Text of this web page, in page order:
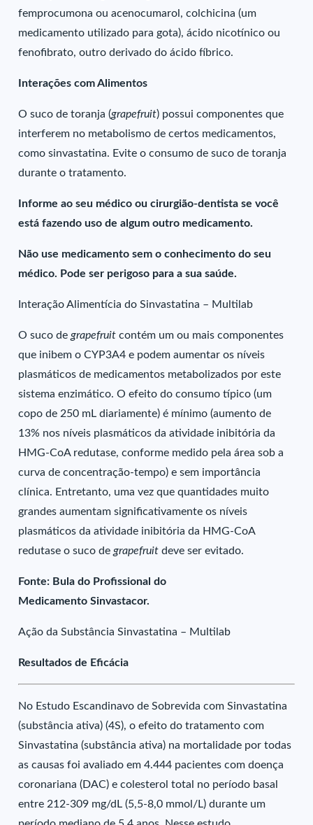
femprocumona ou acenocumarol, colchicina (um
medicamento utilizado para gota), ácido nicotínico ou
fenofibrato, outro derivado do ácido fíbrico.
Interações com Alimentos
O suco de toranja (grapefruit) possui componentes que
interferem no metabolismo de certos medicamentos,
como sinvastatina. Evite o consumo de suco de toranja
durante o tratamento.
Informe ao seu médico ou cirurgião-dentista se você
está fazendo uso de algum outro medicamento.
Não use medicamento sem o conhecimento do seu
médico. Pode ser perigoso para a sua saúde.
Interação Alimentícia do Sinvastatina – Multilab
O suco de grapefruit contém um ou mais componentes
que inibem o CYP3A4 e podem aumentar os níveis
plasmáticos de medicamentos metabolizados por este
sistema enzimático. O efeito do consumo típico (um
copo de 250 mL diariamente) é mínimo (aumento de
13% nos níveis plasmáticos da atividade inibitória da
HMG-CoA redutase, conforme medido pela área sob a
curva de concentração-tempo) e sem importância
clínica. Entretanto, uma vez que quantidades muito
grandes aumentam significativamente os níveis
plasmáticos da atividade inibitória da HMG-CoA
redutase o suco de grapefruit deve ser evitado.
Fonte: Bula do Profissional do
Medicamento Sinvastacor.
Ação da Substância Sinvastatina – Multilab
Resultados de Eficácia
No Estudo Escandinavo de Sobrevida com Sinvastatina
(substância ativa) (4S), o efeito do tratamento com
Sinvastatina (substância ativa) na mortalidade por todas
as causas foi avaliado em 4.444 pacientes com doença
coronariana (DAC) e colesterol total no período basal
entre 212-309 mg/dL (5,5-8,0 mmol/L) durante um